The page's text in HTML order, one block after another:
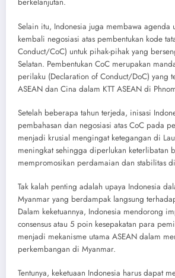
berkelanjutan.
Selain itu, Indonesia juga membawa agenda
kembali negosiasi atas pembentukan kode
Conduct/CoC) untuk pihak-pihak yang
Selatan. Pembentukan CoC merupakan
perilaku (Declaration of Conduct/DoC) yang
ASEAN dan Cina dalam KTT ASEAN di
Setelah beberapa tahun terjeda, inisasi
pembahasan dan negosiasi atas CoC pada
menjadi krusial mengingat ketegangan di
meningkat sehingga diperlukan keterlibatan
mempromosikan perdamaian dan stabilitas
Tak kalah penting adalah upaya Indonesia
Myanmar yang berdampak langsung
Dalam keketuannya, Indonesia mendorong
consensus atau 5 poin kesepakatan para
menjadi mekanisme utama ASEAN dalam
perkembangan di Myanmar.
Tentunya, keketuaan Indonesia harus dapat